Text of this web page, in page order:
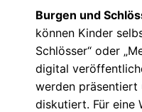
Burgen und
können Kinder
Schlösser“ oder
digital
werden präsentiert
diskutiert. Für eine